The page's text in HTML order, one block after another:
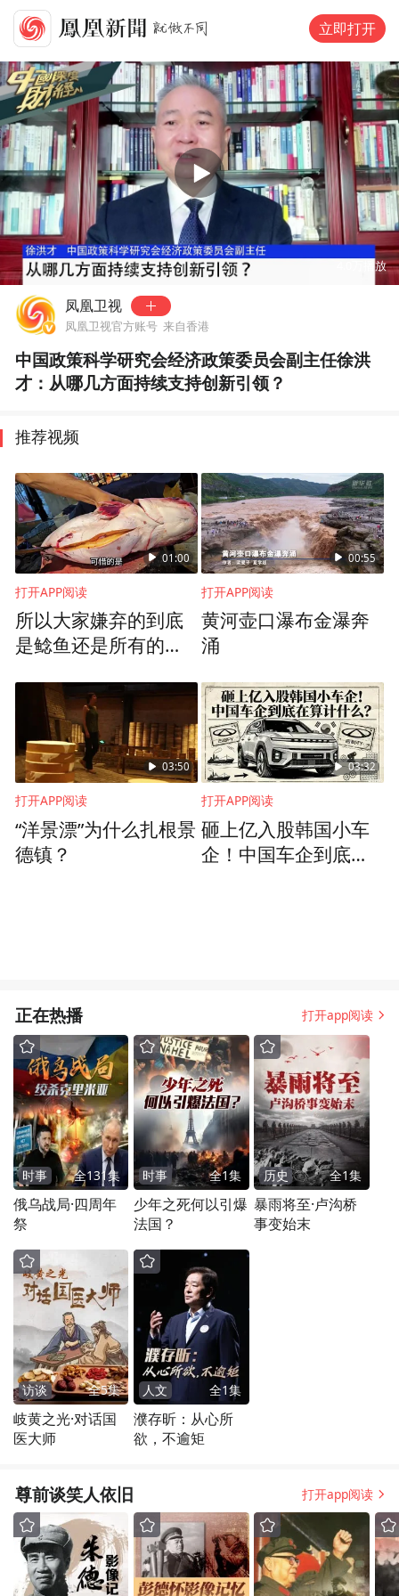
立即打开
00:00 播放
凤凰卫视
凤凰卫视官方账号 来自香港
中国政策科学研究会经济政策委员会副主任徐洪
才：从哪几方面持续支持创新引领？
推荐视频
01:00
打开APP阅读
所以大家嫌弃的到底
是鲶鱼还是所有的无
00:55
打开APP阅读
黄河壶口瀑布金瀑奔
涌
03:50
打开APP阅读
“洋景漂”为什么扎根景
德镇？
03:32
打开APP阅读
砸上亿入股韩国小车
企！中国车企到底在
正在热播 打开app阅读
时事 全131集
俄乌战局·四周年
祭
时事 全1集
少年之死何以引爆
法国？
历史 全1集
暴雨将至·卢沟桥
事变始末
访谈 全5集
岐黄之光·对话国
医大师
人文 全1集
濮存昕：从心所
欲，不逾矩
尊前谈笑人依旧 打开app阅读